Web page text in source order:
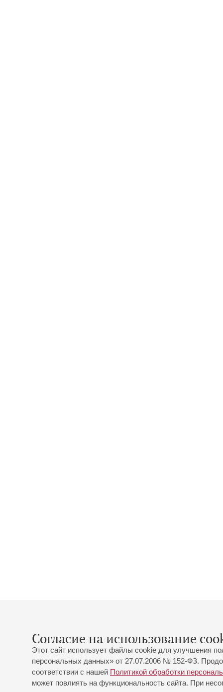
Согласие на использование
Этот сайт использует файлы cookie для улучшения
персональных данных» от 27.07.2006 № 152-ФЗ.
соответствии с нашей Политикой обработки
может повлиять на функциональность сайта. При